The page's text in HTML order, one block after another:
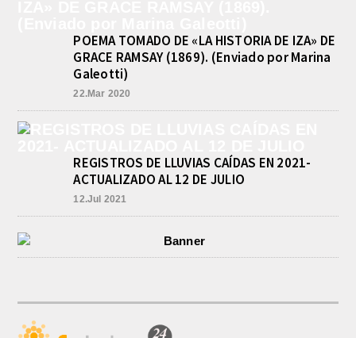
agosto 9, 2026
En el Spa Aquae Sullis Resort, y con
una interesante concurrencia de
POEMA TOMADO DE «LA HISTORIA DE IZA» DE
GRACE RAMSAY (1869). (Enviado por Marina
Galeotti)
22.Mar 2020
REGISTROS DE LLUVIAS CAÍDAS EN 2021-
ACTUALIZADO AL 12 DE JULIO
12.Jul 2021